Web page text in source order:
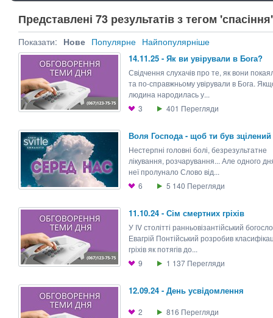
Представлені 73 результатів з тегом 'спасіння'
Показати: Нове Популярне Найпопулярніше
14.11.25 - Як ви увірували в Бога?
Свідчення слухачів про те, як вони
та по-справжньому увірували в Бога.
людина народилась у...
3
401 Перегляди
Воля Господа - щоб ти був зцілений
Нестерпні головні болі, безрезультатне
лікування, розчарування... Але одного
неї пролунало Слово від...
6
5 140 Перегляди
11.10.24 - Сім смертних гріхів
У IV столітті ранньовізантійський
Евагрій Понтійський розробив
гріхів як потягів до...
9
1 137 Перегляди
12.09.24 - День усвiдомлення
2 816 Перегляди